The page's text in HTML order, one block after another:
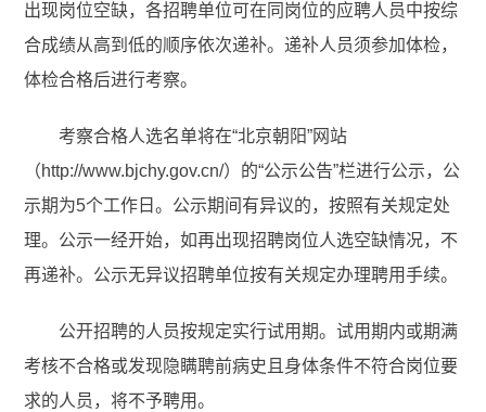
出现岗位空缺，各招聘单位可在同岗位的应聘人员中按综
合成绩从高到低的顺序依次递补。递补人员须参加体检，
体检合格后进行考察。
考察合格人选名单将在“北京朝阳”网站
（http://www.bjchy.gov.cn/）的“公示公告”栏进行公示，公
示期为5个工作日。公示期间有异议的，按照有关规定处
理。公示一经开始，如再出现招聘岗位人选空缺情况，不
再递补。公示无异议招聘单位按有关规定办理聘用手续。
公开招聘的人员按规定实行试用期。试用期内或期满
考核不合格或发现隐瞒聘前病史且身体条件不符合岗位要
求的人员，将不予聘用。